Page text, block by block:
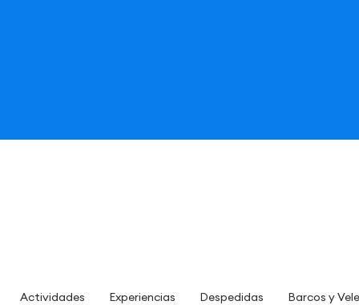
Actividades Experiencias Despedidas Barcos y